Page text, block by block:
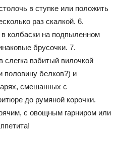
в ступке или положить
раз скалкой. 6.
колбаски на подпыленном
брусочки. 7.
взбитый вилочкой
половину белков?) и
смешанных с
до румяной корочки.
с овощным гарниром или